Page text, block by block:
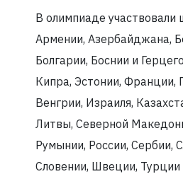
В олимпиаде участвовали
Армении, Азербайджана,
Болгарии, Боснии и
Кипра, Эстонии, Франции,
Венгрии, Израиля,
Литвы, Северной
Румынии, России, Сербии,
Словении, Швеции, Турции